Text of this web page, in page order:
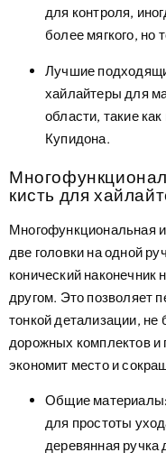
для контроля,
более мягкого, но
Лучшие
хайлайтеры для
области, такие
Купидона.
кисть для
Многофункциональная
две головки на одной
конический наконечник
другом. Это позволяет
тонкой детализации, не
дорожных комплектов
экономит место и
Общие материалы:
для простоты
деревянная ручка